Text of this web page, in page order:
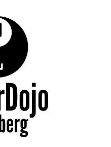
Club
für
und
Jugendliche